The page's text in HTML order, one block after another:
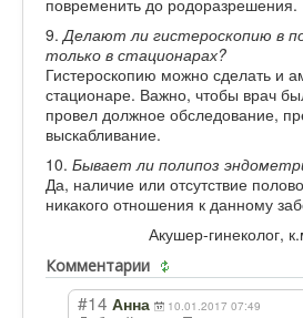
повременить до родоразрешения.
9.Делают ли гистероскопию в
только в стационарах?
Гистероскопию можно сделать и
стационаре. Важно, чтобы врач
провел должное обследование,
выскабливание.
10. Бывает ли полипоз
Да, наличие или отсутствие
никакого отношения к данному
Акушер-гинеколог,
Комментарии
#14 Анна 10.01.2017 07:49